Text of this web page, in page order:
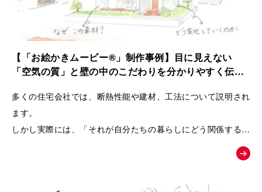
【「お絵かきムービー®」制作事例】目に見えない
「空気の質」と壁の中のこだわりを分かりやすく伝え
多くの住宅会社では、断熱性能や建材、工法について説明され
ます。
しかし実際には、「それが自分たちの暮らしにどう関係するの
か」が伝わりにくく、お客様の記憶に残りにくいという課題が